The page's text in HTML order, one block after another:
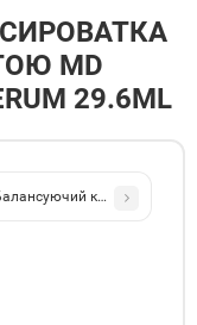
MD
29.6ML
Brightening Serum
клінзер з